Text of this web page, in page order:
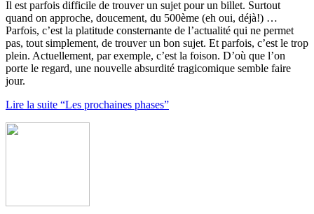
Il est parfois difficile de trouver un sujet pour un billet. Surtout
quand on approche, doucement, du 500ème (eh oui, déjà!) …
Parfois, c’est la platitude consternante de l’actualité qui ne permet
pas, tout simplement, de trouver un bon sujet. Et parfois, c’est le trop
plein. Actuellement, par exemple, c’est la foison. D’où que l’on
porte le regard, une nouvelle absurdité tragicomique semble faire
jour.
Lire la suite “Les prochaines phases”